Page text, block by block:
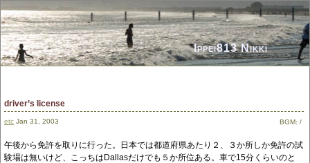
Ippei813 Nikki
driver’s license
etc Jan 31, 2003 BGM: /
午後から免許を取りに行った。日本では都道府県あたり２、３か所しか免許の試
験場は無いけど、こっちはDallasだけでも５か所位ある。車で15分くらいのと